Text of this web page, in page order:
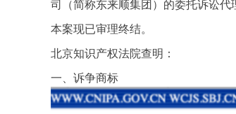
司（简称东来顺集团）的委托诉讼代
本案现已审理终结。
北京知识产权法院查明：
一、诉争商标